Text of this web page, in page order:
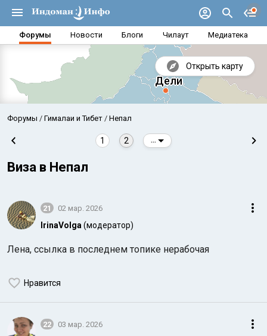
Форумы Новости Блоги Чилаут Медиатека
Открыть карту
Форумы Гималаи и Тибет Непал
1 2
Виза в Непал
21 02 мар. 2026
IrinaVolga (модератор)
Лена, ссылка в последнем топике нерабочая
Нравится
22 03 мар. 2026